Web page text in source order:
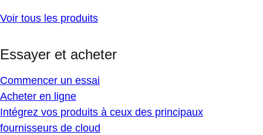
Voir tous les produits
Essayer et acheter
Commencer un essai
Acheter en ligne
Intégrez vos produits à ceux des principaux
fournisseurs de cloud